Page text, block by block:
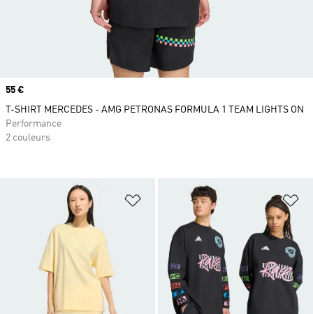
Ajouter à la Liste de produits
Prix
55 €
T-SHIRT MERCEDES - AMG PETRONAS FORMULA 1 TEAM LIGHTS ON
Performance
2 couleurs